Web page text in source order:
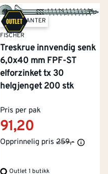
+ 5 VARIANTER
FISCHER
Treskrue innvendig senk
6,0x40 mm FPF-ST
elforzinket tx 30
helgjenget 200 stk
Pris per pak
91,20
Opprinnelig pris 259,-
Outlet 1 butikk